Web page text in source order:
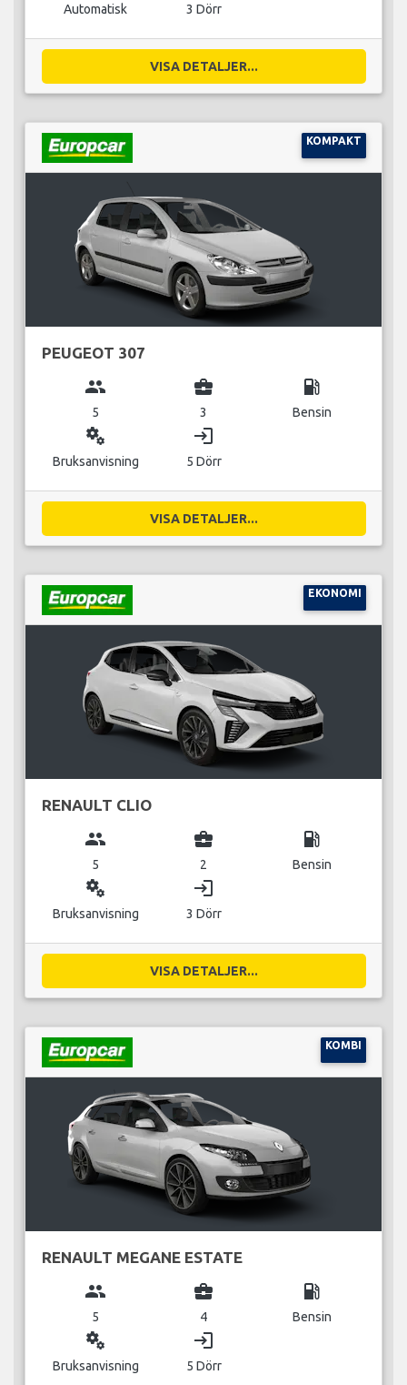
Automatisk 3 Dörr
VISA DETALJER...
KOMPAKT
PEUGEOT 307
group
5
business_center
3
local_gas_station
Bensin
miscellaneous_services
Bruksanvisning
login
5 Dörr
VISA DETALJER...
EKONOMI
RENAULT CLIO
group
5
business_center
2
local_gas_station
Bensin
miscellaneous_services
Bruksanvisning
login
3 Dörr
VISA DETALJER...
KOMBI
RENAULT MEGANE ESTATE
group
5
business_center
4
local_gas_station
Bensin
miscellaneous_services
Bruksanvisning
login
5 Dörr